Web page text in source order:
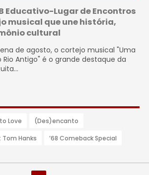
Educativo-Lugar de Encontros
musical que une história,
cultural
de agosto, o cortejo musical "Uma
Rio Antigo" é o grande destaque da
Love (Des)encanto
: Tom Hanks ’68 Comeback Special